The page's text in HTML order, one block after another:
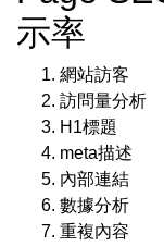
示率
網站訪客
訪問量分析
H1標題
meta描述
內部連結
數據分析
重複內容